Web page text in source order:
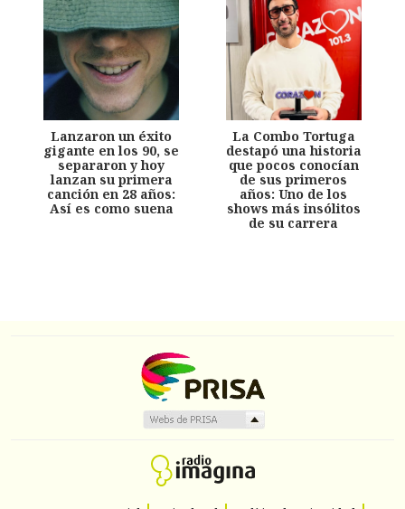
Lanzaron un éxito
gigante en los 90, se
separaron y hoy
lanzan su primera
canción en 28 años:
Así es como suena
La Combo Tortuga
destapó una historia
que pocos conocían
de sus primeros
años: Uno de los
shows más insólitos
de su carrera